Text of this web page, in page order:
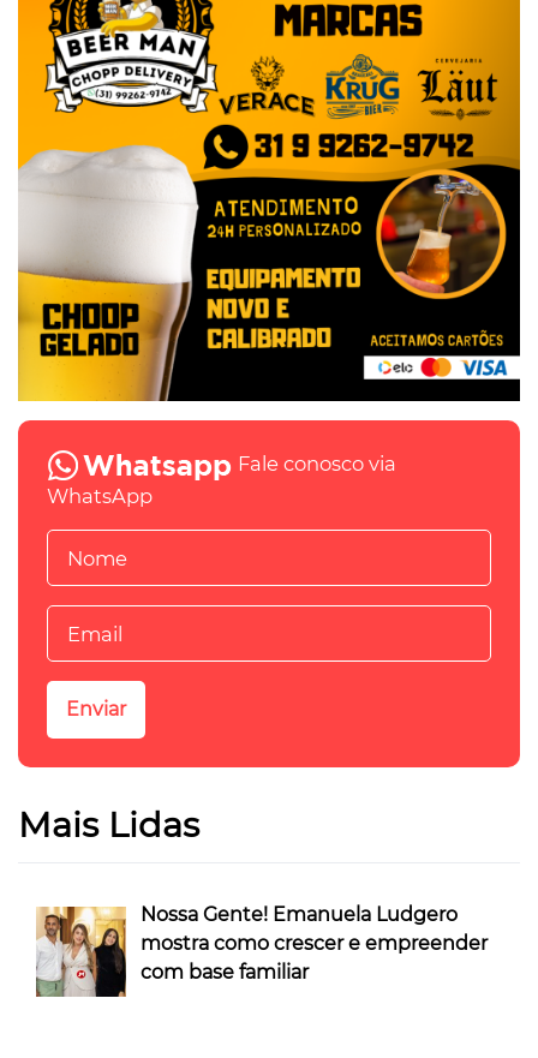
Fale conosco via
WhatsApp
Mais Lidas
Nossa Gente! Emanuela Ludgero
mostra como crescer e empreender
com base familiar